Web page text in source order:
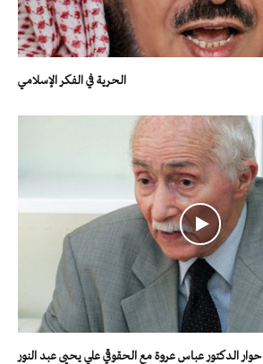
الحرية في الفكر الإسلامي
حوار الدكتور عباس عروة مع الحقوقي علي يحيى عبد النور